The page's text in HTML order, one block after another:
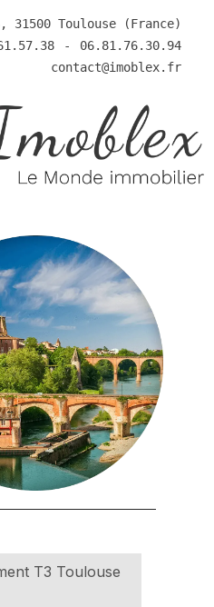
31500 Toulouse (France)
⠀-⠀ 06.81.76.30.94
contact@imoblex.fr
T3 Toulouse